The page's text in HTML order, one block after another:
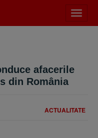
meniu
afacerile
din România
ACTUALITATE